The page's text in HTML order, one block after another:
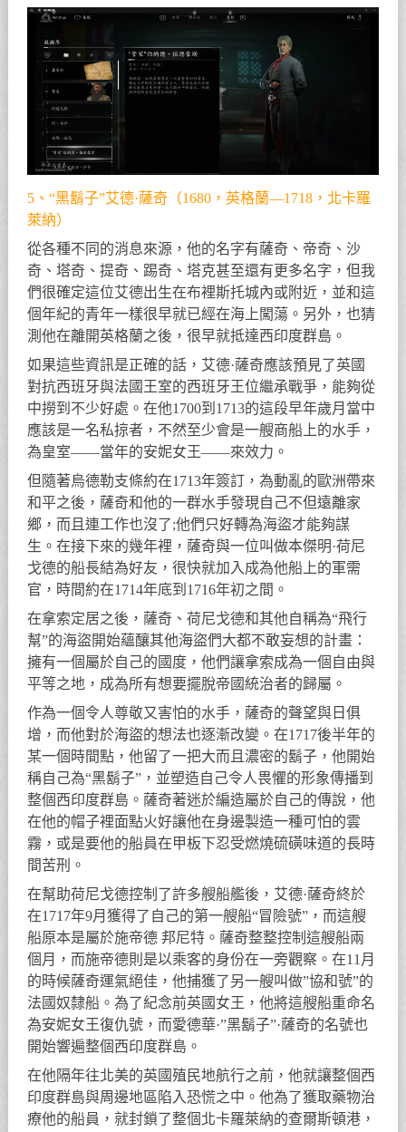
5、“黑鬍子”艾德·薩奇（1680，英格蘭—1718，北卡羅
萊納）
從各種不同的消息來源，他的名字有薩奇、帝奇、沙
奇、塔奇、提奇、踢奇、塔克甚至還有更多名字，但我
們很確定這位艾德出生在布裡斯托城內或附近，並和這
個年紀的青年一樣很早就已經在海上闖蕩。另外，也猜
測他在離開英格蘭之後，很早就抵達西印度群島。
如果這些資訊是正確的話，艾德·薩奇應該預見了英國
對抗西班牙與法國王室的西班牙王位繼承戰爭，能夠從
中撈到不少好處。在他1700到1713的這段早年歲月當中
應該是一名私掠者，不然至少會是一艘商船上的水手，
為皇室——當年的安妮女王——來效力。
但隨著烏德勒支條約在1713年簽訂，為動亂的歐洲帶來
和平之後，薩奇和他的一群水手發現自己不但遠離家
鄉，而且連工作也沒了;他們只好轉為海盜才能夠謀
生。在接下來的幾年裡，薩奇與一位叫做本傑明·荷尼
戈德的船長結為好友，很快就加入成為他船上的軍需
官，時間約在1714年底到1716年初之間。
在拿索定居之後，薩奇、荷尼戈德和其他自稱為“飛行
幫”的海盜開始蘊釀其他海盜們大都不敢妄想的計畫：
擁有一個屬於自己的國度，他們讓拿索成為一個自由與
平等之地，成為所有想要擺脫帝國統治者的歸屬。
作為一個令人尊敬又害怕的水手，薩奇的聲望與日俱
增，而他對於海盜的想法也逐漸改變。在1717後半年的
某一個時間點，他留了一把大而且濃密的鬍子，他開始
稱自己為“黑鬍子”，並塑造自己令人畏懼的形象傳播到
整個西印度群島。薩奇著迷於編造屬於自己的傳說，他
在他的帽子裡面點火好讓他在身邊製造一種可怕的雲
霧，或是要他的船員在甲板下忍受燃燒硫磺味道的長時
間苦刑。
在幫助荷尼戈德控制了許多艘船艦後，艾德·薩奇終於
在1717年9月獲得了自己的第一艘船“冒險號”，而這艘
船原本是屬於施帝德 邦尼特。薩奇整整控制這艘船兩
個月，而施帝德則是以乘客的身份在一旁觀察。在11月
的時候薩奇運氣絕佳，他捕獲了另一艘叫做”協和號”的
法國奴隸船。為了紀念前英國女王，他將這艘船重命名
為安妮女王復仇號，而愛德華·”黑鬍子”·薩奇的名號也
開始響遍整個西印度群島。
在他隔年往北美的英國殖民地航行之前，他就讓整個西
印度群島與周邊地區陷入恐慌之中。他為了獲取藥物治
療他的船員，就封鎖了整個北卡羅萊納的查爾斯頓港，